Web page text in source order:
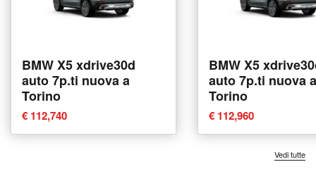
BMW X5 xdrive30d
auto 7p.ti nuova a
Torino
€ 112,740
BMW X5
auto 7p.ti nuova a
Torino
€ 112,960
Vedi tutte